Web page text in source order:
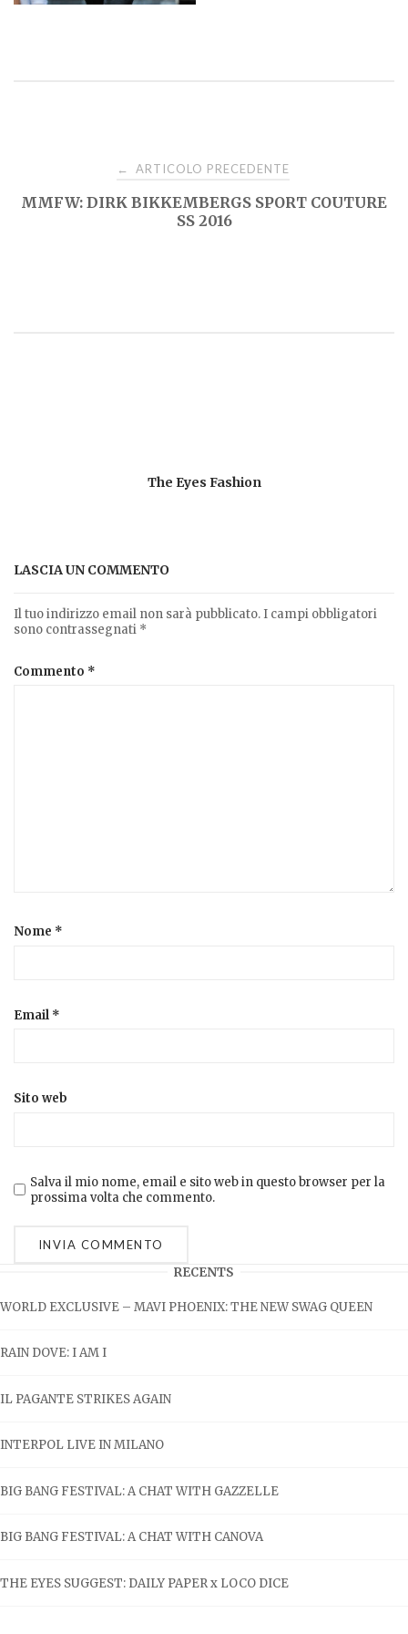
Navigazione
articoli
← ARTICOLO PRECEDENTE
MMFW: DIRK BIKKEMBERGS SPORT COUTURE
SS 2016
The Eyes Fashion
LASCIA UN COMMENTO
Il tuo indirizzo email non sarà pubblicato. I campi obbligatori
sono contrassegnati *
Commento *
Nome *
Email *
Sito web
Salva il mio nome, email e sito web in questo browser per la
prossima volta che commento.
RECENTS
WORLD EXCLUSIVE – MAVI PHOENIX: THE NEW SWAG QUEEN
RAIN DOVE: I AM I
IL PAGANTE STRIKES AGAIN
INTERPOL LIVE IN MILANO
BIG BANG FESTIVAL: A CHAT WITH GAZZELLE
BIG BANG FESTIVAL: A CHAT WITH CANOVA
THE EYES SUGGEST: DAILY PAPER x LOCO DICE